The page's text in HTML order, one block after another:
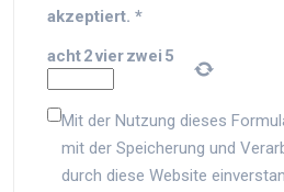
akzeptiert. *
acht2vierzwei 5
Mit der Nutzung dieses
mit der Speicherung und
durch diese Website